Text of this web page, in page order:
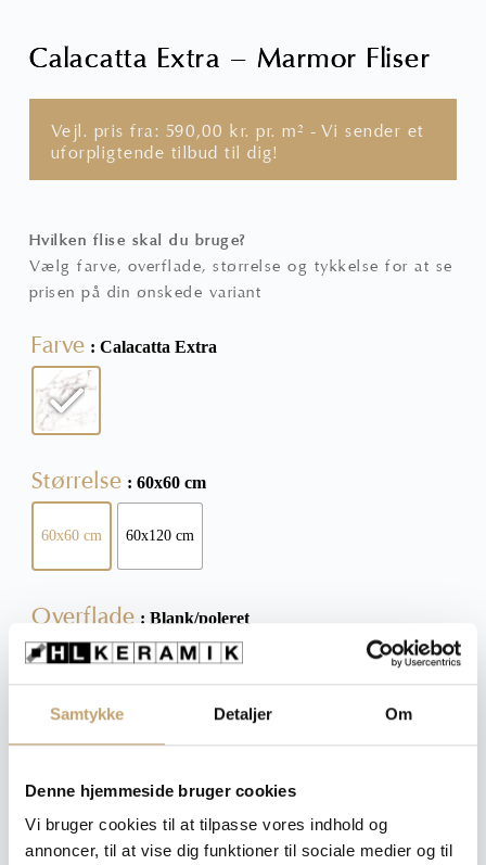
Samtykke Detaljer Om
Denne hjemmeside bruger cookies
Vi bruger cookies til at tilpasse vores indhold og
annoncer, til at vise dig funktioner til sociale medier og til
Calacatta Extra – Marmor Fliser
Vejl. pris fra: 590,00kr. pr. m² - Vi sender et
uforpligtende tilbud til dig!
Hvilken flise skal du bruge?
Vælg farve, overflade, størrelse og tykkelse for at se
prisen på din ønskede variant
Farve : Calacatta Extra
Størrelse : 60x60 cm
60x60 cm 60x120 cm
Overflade : Blank/poleret
Tykkelse
Ryd